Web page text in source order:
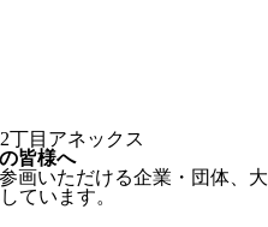
丁目アネックス
皆様へ
画いただける企業・団体、大
ています。